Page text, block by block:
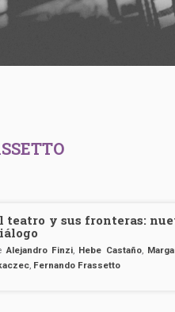
teatro y sus fronteras:
Alejandro Finzi, Hebe Castaño,
, Fernando Frassetto